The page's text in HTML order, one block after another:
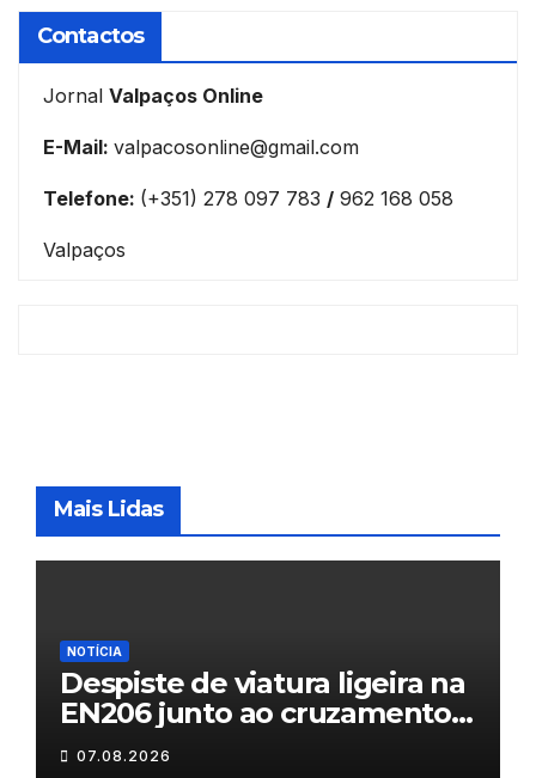
Contactos
Jornal Valpaços Online
E-Mail: valpacosonline@gmail.com
Telefone: (+351) 278 097 783 / 962 168 058
Valpaços
Mais Lidas
NOTÍCIA
Despiste de viatura ligeira na
EN206 junto ao cruzamento
Fornos do Pinhal
07.08.2026